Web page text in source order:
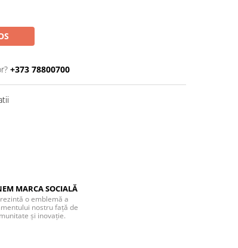
+373 78800700
MARCA SOCIALĂ
o emblemă a
nostru față de
și inovație.